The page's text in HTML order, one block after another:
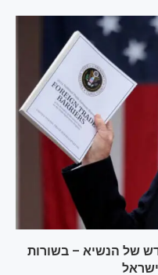
של הנשיא – בשורות